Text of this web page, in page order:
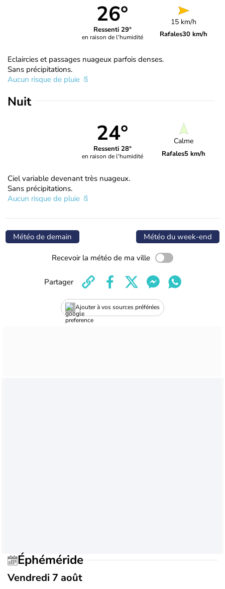
26°
Ressenti 29°
en raison de l'humidité
15 km/h
Rafales30 km/h
Eclaircies et passages nuageux parfois denses.
Sans précipitations.
Aucun risque de pluie
Nuit
24°
Ressenti 28°
en raison de l'humidité
Calme
Rafales5 km/h
Ciel variable devenant très nuageux.
Sans précipitations.
Aucun risque de pluie
Météo de demain Météo du week-end
Recevoir la météo de ma ville
Ajouter à vos sources préférées
Partager
Éphéméride
Vendredi 7 août